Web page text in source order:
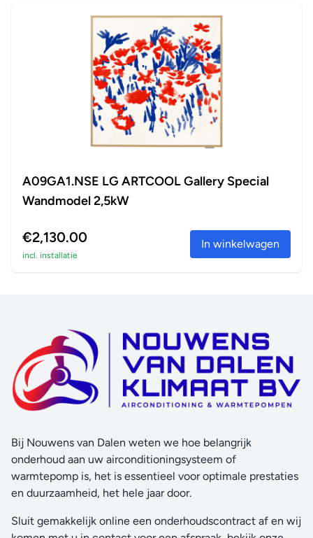
A09GA1.NSE LG ARTCOOL Gallery Special
Wandmodel 2,5kW
€2,130.00
incl. installatie
In winkelwagen
Bij Nouwens van Dalen weten we hoe belangrijk
onderhoud aan uw airconditioningsysteem of
warmtepomp is, het is essentieel voor optimale prestaties
en duurzaamheid, het hele jaar door.
Sluit gemakkelijk online een onderhoudscontract af en wij